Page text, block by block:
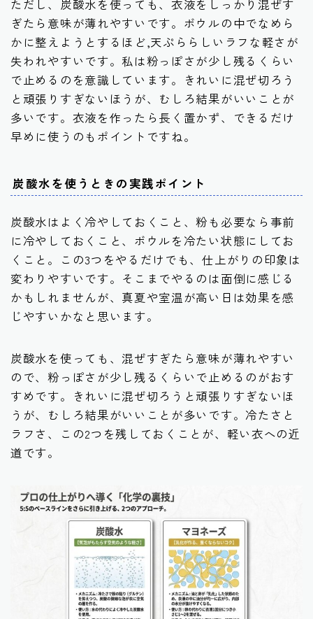
ただし、炭酸水を使っても、衣液をしっかり混ぜす
ぎたら意味が薄れやすいです。ボウルの中でなめら
かに整えようとするほど,天ぷららしいラフな軽さが
失われやすいです。私は粉っぽさが少し残るくらい
で止めるのを意識しています。きれいに混ぜ切ろう
と頑張りすぎないほうが、むしろ結果がいいことが
多いです。衣液を作ったら長く置かず、できるだけ
早めに使うのもポイントですね。
炭酸水を使うときの実践ポイント
炭酸水はよく冷やしておくこと、粉も必要なら事前
に冷やしておくこと、ボウルを冷たい状態にしてお
くこと。この3つをやるだけでも、仕上がりの印象は
変わりやすいです。そこまでやるのは面倒に感じる
かもしれませんが、真夏や室温が高い日は効果を感
じやすいかなと思います。
炭酸水を使っても、混ぜすぎたら意味が薄れやすい
ので、粉っぽさが少し残るくらいで止めるのがおす
すめです。きれいに混ぜ切ろうと頑張りすぎないほ
うが、むしろ結果がいいことが多いです。冷たさと
ラフさ、この2つを残しておくことが、軽い衣への近
道です。